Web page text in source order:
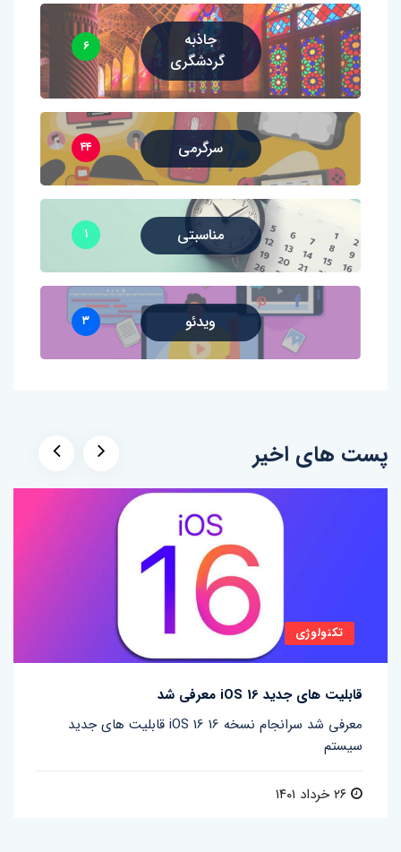
جاذبه
گردشگری
۶
سرگرمی ۴۴
مناسبتی ۱
ویدئو ۳
پست های اخیر
تکنولوژی
قابلیت های جدید iOS 16 معرفی شد
قابلیت های جدید iOS 16 معرفی شد سرانجام نسخه 16
سیستم